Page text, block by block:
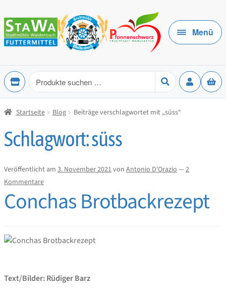
Zur
Navigation
springen
Zum
Inhalt
springen
Menü
Produkte
suchen
Startseite Blog Beiträge verschlagwortet mit „süss“
Schlagwort:süss
Veröffentlicht am 3. November 2021von Antonio D'Orazio—2
Kommentare
Conchas Brotbackrezept
Text/Bilder: Rüdiger Barz